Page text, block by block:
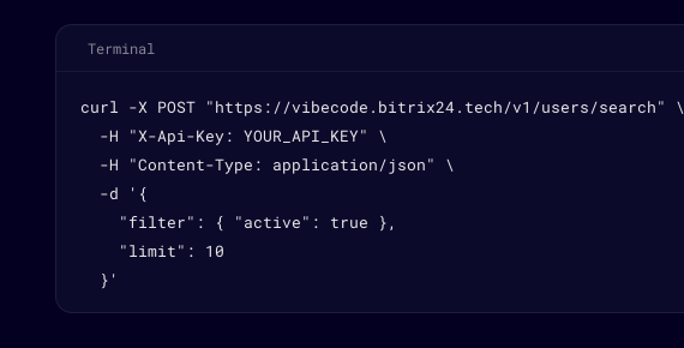
Terminal
curl -X POST "https://vibecode.bitrix24.tech/v1/users/search" \
  -H "X-Api-Key: YOUR_API_KEY" \
  -H "Content-Type: application/json" \
  -d '{
    "filter": { "active": true },
    "limit": 10
  }'